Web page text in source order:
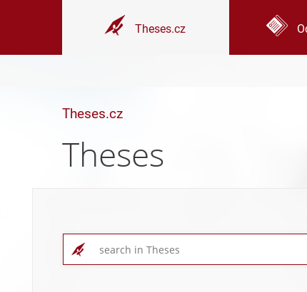
Theses.cz
Theses.cz
Theses